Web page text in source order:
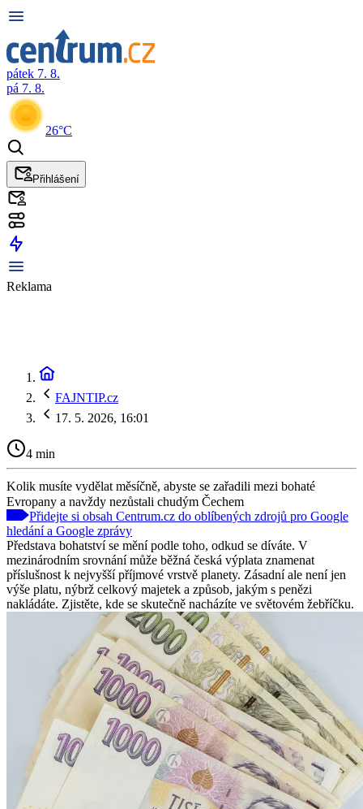
pátek 7. 8.
pá 7. 8.
26°C
Přihlášení
Reklama
FAJNTIP.cz
17. 5. 2026, 16:01
4 min
Kolik musíte vydělat měsíčně, abyste se zařadili mezi bohaté
Evropany a navždy nezůstali chudým Čechem
Přidejte si obsah Centrum.cz do oblíbených zdrojů pro Google
hledání a Google zprávy
Představa bohatství se mění podle toho, odkud se díváte. V
mezinárodním srovnání může běžná česká výplata znamenat
příslušnost k nejvyšší příjmové vrstvě planety. Zásadní ale není jen
výše platu, nýbrž celkový majetek a způsob, jakým s penězi
nakládáte. Zjistěte, kde se skutečně nacházíte ve světovém žebříčku.